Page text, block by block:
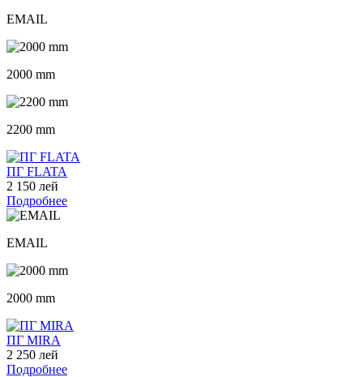
EMAIL
2000 mm
2200 mm
ПГ FLATA
2 150 лей
Подробнее
EMAIL
2000 mm
ПГ MIRA
2 250 лей
Подробнее